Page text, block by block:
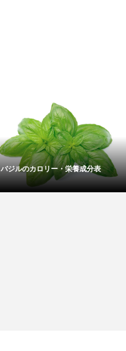
バジルのカロリー・栄養成分表